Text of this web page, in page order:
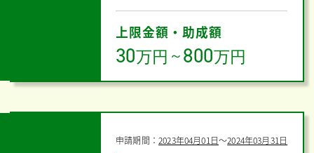
上限金額・助成額
30万円 ～800万円
申請期間：2023年04月01日〜2024年03月31日